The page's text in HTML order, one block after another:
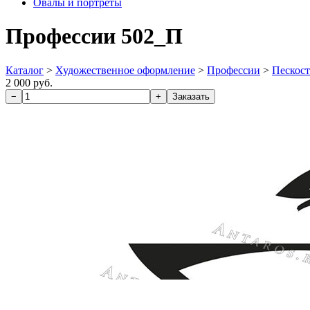
Овалы и портреты
Профессии 502_П
Каталог > Художественное оформление > Профессии >
2 000 руб.